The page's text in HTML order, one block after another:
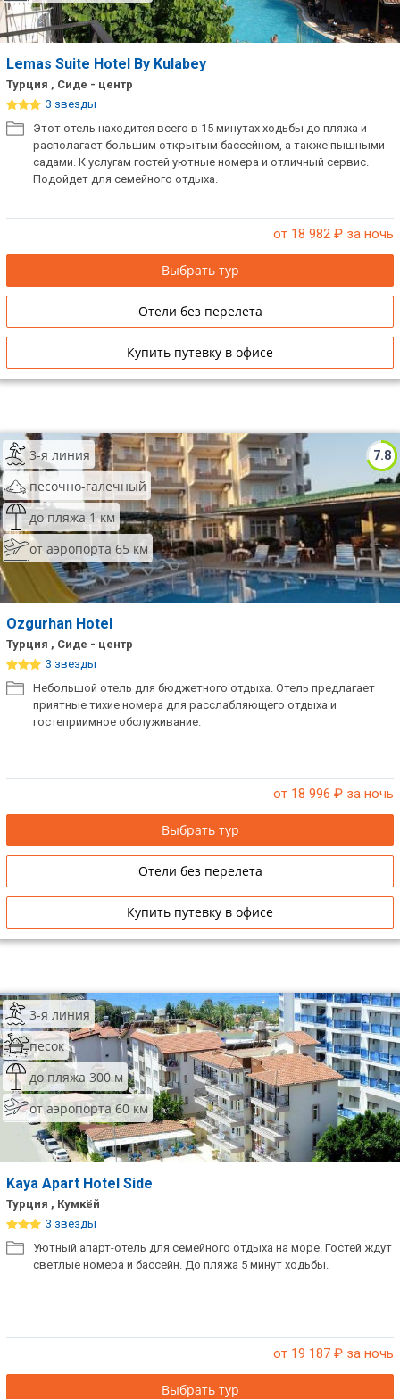
Lemas Suite Hotel By Kulabey
Турция , Сиде - центр
3 звезды
Этот отель находится всего в 15 минутах ходьбы до пляжа и
располагает большим открытым бассейном, а также пышными
садами. К услугам гостей уютные номера и отличный сервис.
Подойдет для семейного отдыха.
от 18 982 ₽ за ночь
Выбрать тур
Отели без перелета
Купить путевку в офисе
7.8
3-я линия
песочно-галечный
до пляжа 1 км
от аэропорта 65 км
Ozgurhan Hotel
Турция , Сиде - центр
3 звезды
Небольшой отель для бюджетного отдыха. Отель предлагает
приятные тихие номера для расслабляющего отдыха и
гостеприимное обслуживание.
от 18 996 ₽ за ночь
Выбрать тур
Отели без перелета
Купить путевку в офисе
3-я линия
песок
до пляжа 300 м
от аэропорта 60 км
Kaya Apart Hotel Side
Турция , Кумкёй
3 звезды
Уютный апарт-отель для семейного отдыха на море. Гостей ждут
светлые номера и бассейн. До пляжа 5 минут ходьбы.
от 19 187 ₽ за ночь
Выбрать тур